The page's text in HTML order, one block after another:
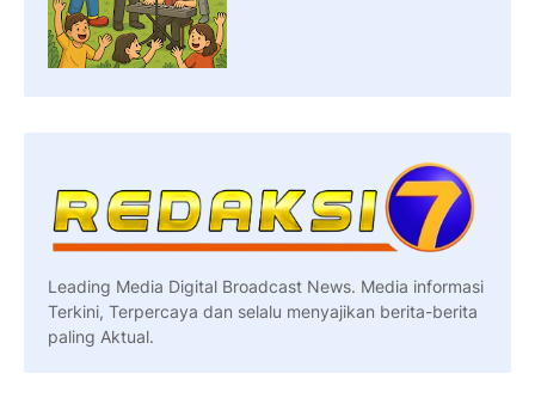
Leading Media Digital Broadcast News. Media informasi
Terkini, Terpercaya dan selalu menyajikan berita-berita
paling Aktual.